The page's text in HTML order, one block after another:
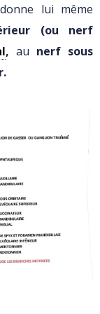
lui même
(ou nerf
, au nerf sous